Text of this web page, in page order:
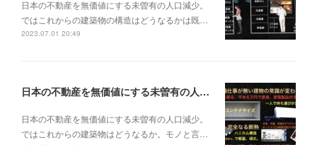
日本の不動産を無価値にする未曽有の人口減少。
ではこれからの建築物の構造はどうなるかは既…
2023.07.01 20:49
日本の不動産を無価値にする未曽有の人口減少。ではこれからの建築物はどうなるか。
日本の不動産を無価値にする未曽有の人口減少。
ではこれからの建築物はどうなるか。モノと言…